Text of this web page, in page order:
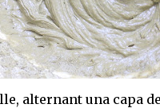
alternant una capa de